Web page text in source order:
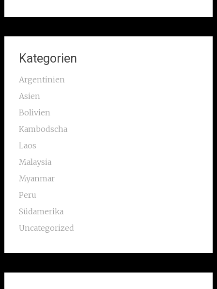
Kategorien
Argentinien
Asien
Bolivien
Kambodscha
Laos
Malaysia
Myanmar
Peru
Südamerika
Uncategorized